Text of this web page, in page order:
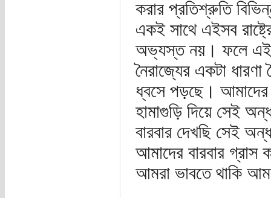
করার প্রতিশ্রুতি
একই সাথে এইসব
অভ্যস্ত নয়। ফলে এই
নৈরাজ্যের একটা
ধ্বসে পড়ছে।
হামাগুড়ি দিয়ে সেই
বারবার দেখছি সেই
আমাদের বারবার
আমরা ভাবতে থাকি